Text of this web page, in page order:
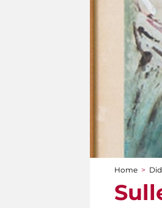
Tu sei
Home >